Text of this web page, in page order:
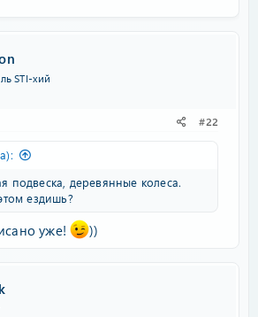
STI-хий
#22
подвеска, деревянные колеса.
ездишь?
уже! ))